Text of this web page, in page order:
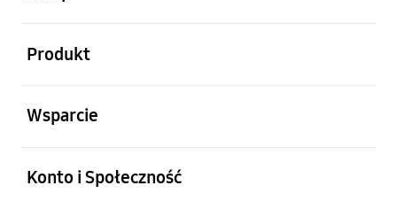
Produkt
Wsparcie
Konto i Społeczność